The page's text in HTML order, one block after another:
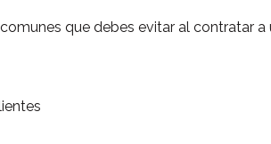
que debes evitar al contratar